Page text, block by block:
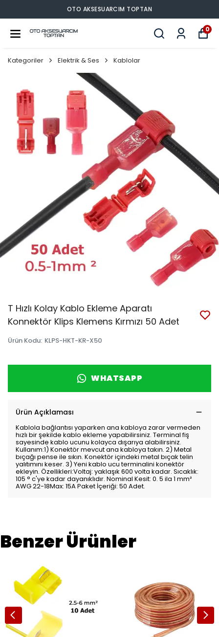
OTO AKSESUARCIM TOPTAN
0
Kategoriler Elektrik & Ses Kablolar
T Hızlı Kolay Kablo Ekleme Aparatı
Konnektör Klips Klemens Kırmızı 50 Adet
Ürün Kodu: KLPS-HKT-KR-X50
WHATSAPP
Ürün Açıklaması
Kablola bağlantısı yaparken ana kabloya zarar vermeden
hızlı bir şekilde kablo ekleme yapabilirsiniz. Terminal fiş
sayesinde kablo ucunu kolayca dışarıya alabilirsiniz.
Kullanım:1) Konektör mevcut ana kabloya takın. 2) Metal
bıçağı pense ile sıkın. Konektör içindeki metal bıçak telin
yalıtımını keser. 3) Yeni kablo ucu terminalini konektör
ekleyin. Özellikleri:Voltaj: yaklaşık 600 volta kadar. Sıcaklık:
105 ° c'ye kadar dayanıklıdır. Nominal Kesit: 0. 5 ila 1 mm²
AWG 22-18Max: 15A Paket İçeriği: 50 Adet.
Benzer Ürünler